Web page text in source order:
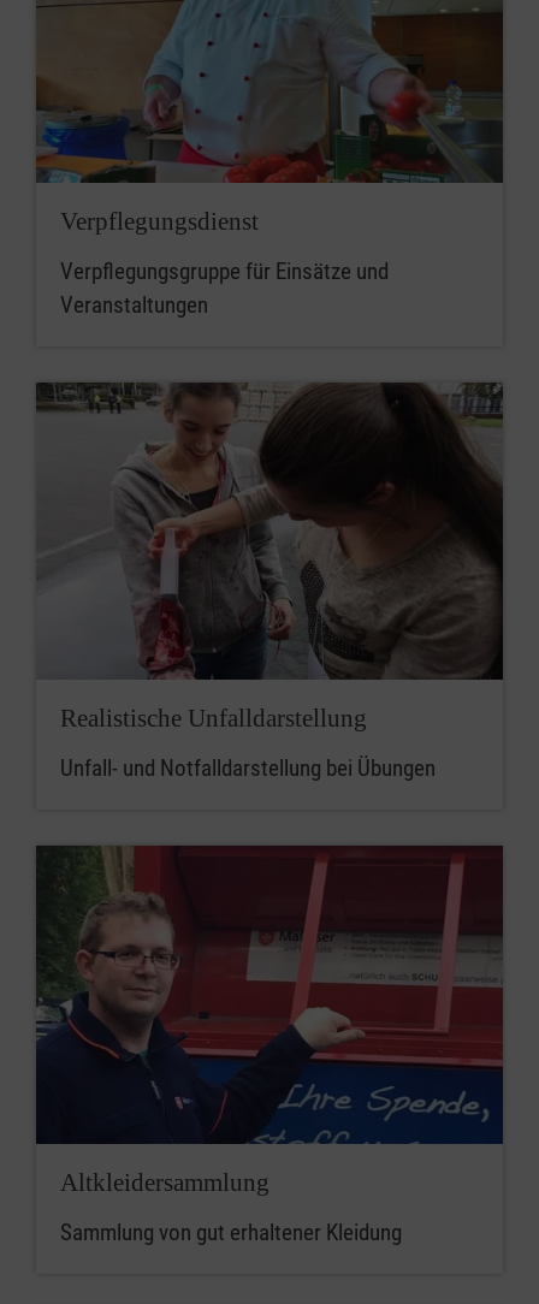
Verpflegungsdienst
Verpflegungsgruppe für Einsätze und
Veranstaltungen
Realistische Unfalldarstellung
Unfall- und Notfalldarstellung bei Übungen
Altkleidersammlung
Sammlung von gut erhaltener Kleidung